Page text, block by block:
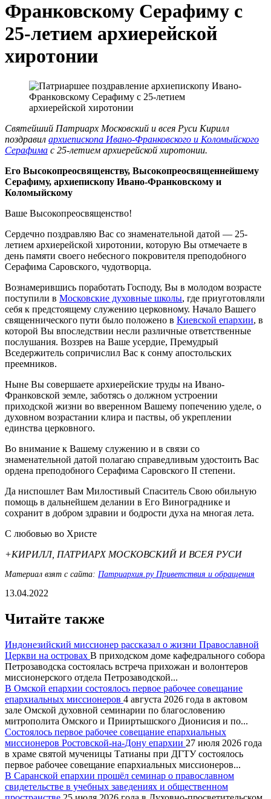
Франковскому Серафиму с
25-летием архиерейской
хиротонии
Святейший Патриарх Московский и всея Руси Кирилл
поздравил архиепископа Ивано-Франковского и Коломыйского
Серафима с 25-летием архиерейской хиротонии.
Его Высокопреосвященству, Высокопреосвященнейшему
Серафиму, архиепископу Ивано-Франковскому и
Коломыйскому
Ваше Высокопреосвященство!
Сердечно поздравляю Вас со знаменательной датой — 25-
летием архиерейской хиротонии, которую Вы отмечаете в
день памяти своего небесного покровителя преподобного
Серафима Саровского, чудотворца.
Вознамерившись поработать Господу, Вы в молодом возрасте
поступили в Московские духовные школы, где приуготовляли
себя к предстоящему служению церковному. Начало Вашего
священнического пути было положено в Киевской епархии, в
которой Вы впоследствии несли различные ответственные
послушания. Воззрев на Ваше усердие, Премудрый
Вседержитель сопричислил Вас к сонму апостольских
преемников.
Ныне Вы совершаете архиерейские труды на Ивано-
Франковской земле, заботясь о должном устроении
приходской жизни во вверенном Вашему попечению уделе, о
духовном возрастании клира и паствы, об укреплении
единства церковного.
Во внимание к Вашему служению и в связи со
знаменательной датой полагаю справедливым удостоить Вас
ордена преподобного Серафима Саровского II степени.
Да ниспошлет Вам Милостивый Спаситель Свою обильную
помощь в дальнейшем делании в Его Винограднике и
сохранит в добром здравии и бодрости духа на многая лета.
С любовью во Христе
+КИРИЛЛ, ПАТРИАРХ МОСКОВСКИЙ И ВСЕЯ РУСИ
Материал взят с сайта: Патриархия.ру Приветствия и обращения
13.04.2022
Читайте также
Индонезийский миссионер рассказал о жизни Православной
Церкви на островах В приходском доме кафедрального собора
Петрозаводска состоялась встреча прихожан и волонтеров
миссионерского отдела Петрозаводской...
В Омской епархии состоялось первое рабочее совещание
епархиальных миссионеров 4 августа 2026 года в актовом
зале Омской духовной семинарии по благословению
митрополита Омского и Прииртышского Дионисия и по...
Состоялось первое рабочее совещание епархиальных
миссионеров Ростовской-на-Дону епархии 27 июля 2026 года
в храме святой мученицы Татианы при ДГТУ состоялось
первое рабочее совещание епархиальных миссионеров...
В Саранской епархии прошёл семинар о православном
свидетельстве в учебных заведениях и общественном